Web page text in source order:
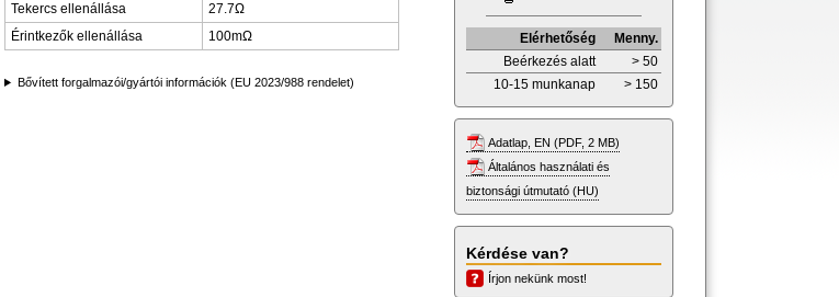
Tekercs ellenállása
27.7Ω
Érintkezők ellenállása
100mΩ
Bővített forgalmazói/gyártói információk (EU 2023/988 rendelet)
Elérhetőség
Menny.
Beérkezés alatt
> 50
10-15 munkanap
> 150
Adatlap, EN (PDF, 2 MB)
Általános használati és
biztonsági útmutató (HU)
Kérdése van?
Írjon nekünk most!